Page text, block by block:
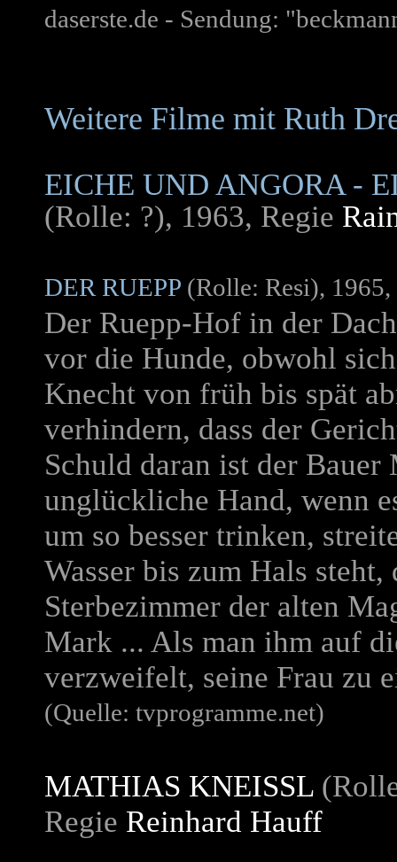
daserste.de - Sendung:
Weitere Filme mit Ruth
EICHE UND ANGORA -
(Rolle: ?), 1963, Regie
DER RUEPP (Rolle: Resi),
Der Ruepp-Hof in der
vor die Hunde, obwohl
Knecht von früh bis spät
verhindern, dass der
Schuld daran ist der
unglückliche Hand, wenn
um so besser trinken,
Wasser bis zum Hals
Sterbezimmer der alten
Mark ... Als man ihm auf
verzweifelt, seine Frau zu
(Quelle: tvprogramme.net)
MATHIAS KNEISSL
Regie Reinhard Hauff